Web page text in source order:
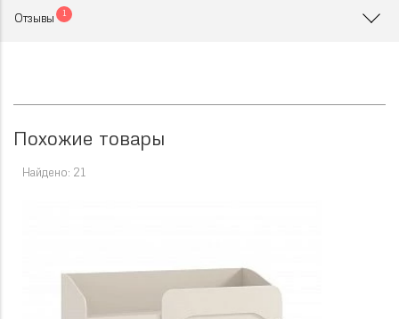
Отзывы 1
Похожие товары
Найдено: 21